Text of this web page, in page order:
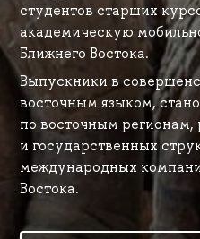
студентов старших
академическую
Ближнего Востока.
Выпускники в
восточным языком,
по восточным
и государственных
международных
Востока.